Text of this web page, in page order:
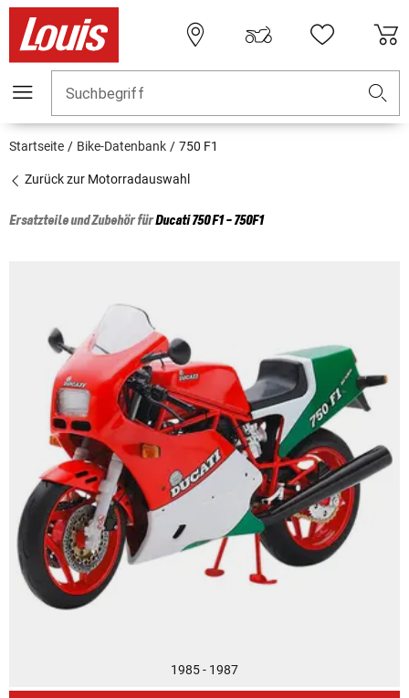
Suchbegriff
Startseite Bike-Datenbank 750 F1
Zurück zur Motorradauswahl
Ersatzteile und Zubehör fürDucati750 F1 - 750F1
1985 - 1987